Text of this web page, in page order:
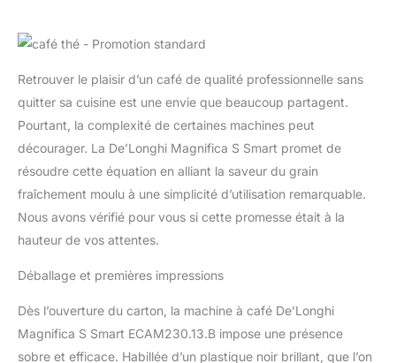
Retrouver le plaisir d’un café de qualité professionnelle sans
quitter sa cuisine est une envie que beaucoup partagent.
Pourtant, la complexité de certaines machines peut
décourager. La De’Longhi Magnifica S Smart promet de
résoudre cette équation en alliant la saveur du grain
fraîchement moulu à une simplicité d’utilisation remarquable.
Nous avons vérifié pour vous si cette promesse était à la
hauteur de vos attentes.
Déballage et premières impressions
Dès l’ouverture du carton, la machine à café De’Longhi
Magnifica S Smart ECAM230.13.B impose une présence
sobre et efficace. Habillée d’un plastique noir brillant, que l’on